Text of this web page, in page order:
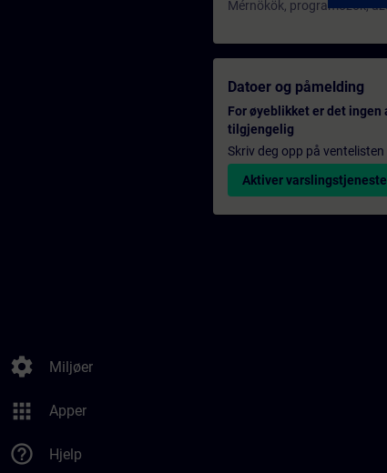
settings Miljøer
apps Apper
help_outline Hjelp
Mérnökök, programozók,
Datoer og påmelding
For øyeblikket er det ingen
tilgjengelig
Skriv deg opp på
Aktiver